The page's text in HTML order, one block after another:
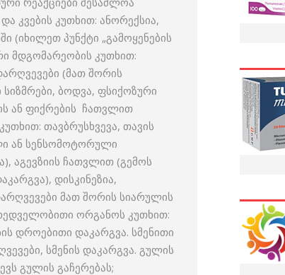
კვების კუთხით: ანორექსია,
(იხილეთ პუნქტი „გამოყენების
მდგომარეობის კუთხით:
(მათ შორის
ბოდვა, ფსიქოზური
ან ფიქრების ჩათვლით
თავბრუსხვევა, თავის
ან სენსომოტორული
აგევზიის ჩათვლით (გემოს
დისკინეზია,
მათ შორის სიარულის
ორგანოს კუთხით:
დროებითი დაკარგვა. სმენითი
სმენის დაკარგვა. გულის
გულის გაჩერებას;